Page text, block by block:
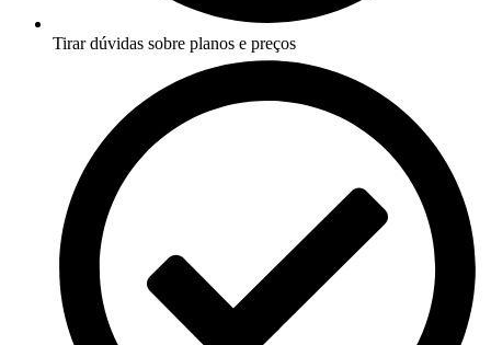
Tirar dúvidas sobre planos e preços